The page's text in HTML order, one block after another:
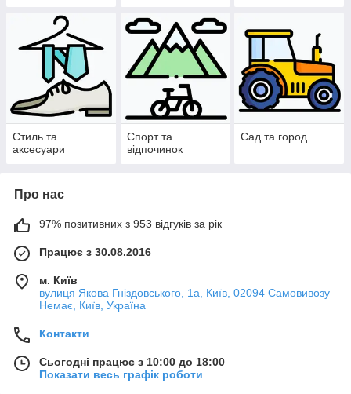
Стиль та
аксесуари
Спорт та
відпочинок
Сад та город
Про нас
97% позитивних з 953 відгуків за рік
Працює з 30.08.2016
м. Київ
вулиця Якова Гніздовського, 1а, Київ, 02094 Самовивозу
Немає, Київ, Україна
Контакти
Сьогодні працює з 10:00 до 18:00
Показати весь графік роботи